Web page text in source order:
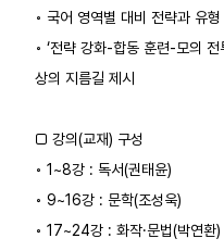
◦ 국어 영역별 대비 전략과 유형
◦ ‘전략 강화-합동 훈련-모의
상의 지름길 제시
□ 강의(교재) 구성
◦ 1~8강 : 독서(권태윤)
◦ 9~16강 : 문학(조성욱)
◦ 17~24강 : 화작·문법(박연환)